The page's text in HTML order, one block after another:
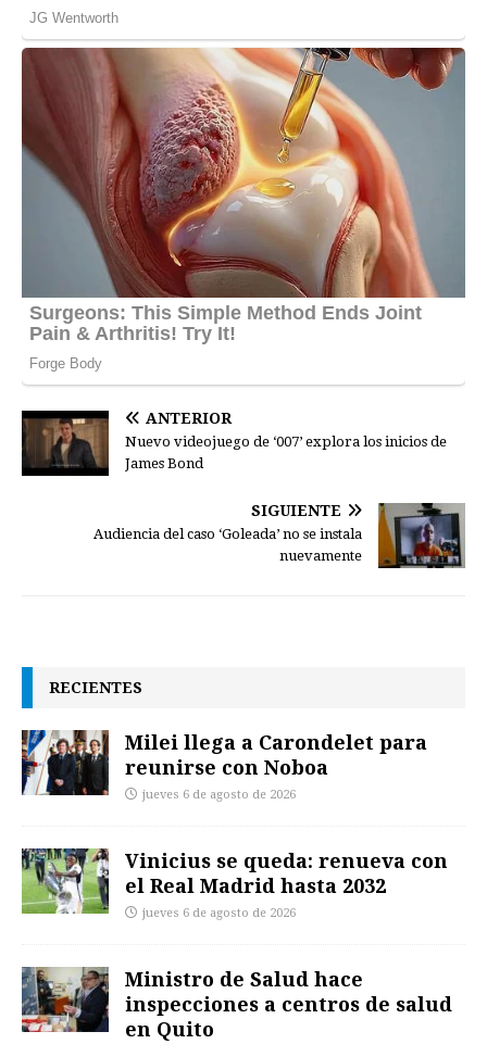
ANTERIOR
Nuevo videojuego de ‘007’ explora los inicios de
James Bond
SIGUIENTE
Audiencia del caso ‘Goleada’ no se instala
nuevamente
RECIENTES
Milei llega a Carondelet para
reunirse con Noboa
jueves 6 de agosto de 2026
Vinicius se queda: renueva con
el Real Madrid hasta 2032
jueves 6 de agosto de 2026
Ministro de Salud hace
inspecciones a centros de salud
en Quito